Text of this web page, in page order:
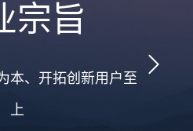
宗旨
本、开拓创新用户至
上